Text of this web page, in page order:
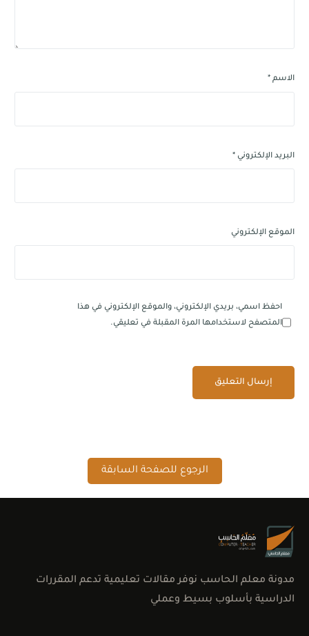
الاسم *
البريد الإلكتروني*
الموقع الإلكتروني
احفظ اسمي، بريدي الإلكتروني، والموقع الإلكتروني في هذا
المتصفح لاستخدامها المرة المقبلة في تعليقي.
الرجوع للصفحة السابقة
مدونة معلم الحاسب نوفر مقالات تعليمية تدعم المقررات
الدراسية بأسلوب بسيط وعملي